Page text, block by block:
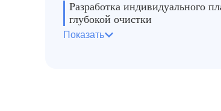
Разработка индивидуального
глубокой очистки
Подбор оборудования и
Показать